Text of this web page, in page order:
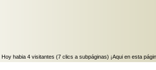
Hoy habia 4 visitantes (7 clics a subpáginas) ¡Aqui en esta